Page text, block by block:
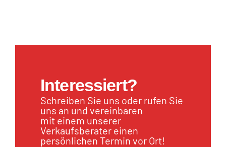
Interessiert?
Schreiben Sie uns oder rufen Sie
uns an und vereinbaren
mit einem unserer
Verkaufsberater einen
persönlichen Termin vor Ort!